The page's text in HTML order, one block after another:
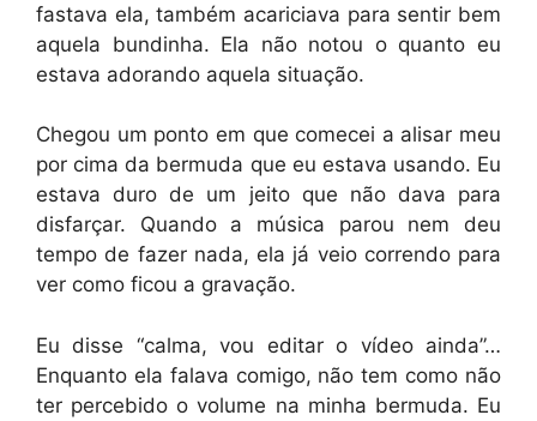
fastava ela, também acariciava para sentir bem
aquela bundinha. Ela não notou o quanto eu
estava adorando aquela situação.
Chegou um ponto em que comecei a alisar meu
por cima da bermuda que eu estava usando. Eu
estava duro de um jeito que não dava para
disfarçar. Quando a música parou nem deu
tempo de fazer nada, ela já veio correndo para
ver como ficou a gravação.
Eu disse “calma, vou editar o vídeo ainda”…
Enquanto ela falava comigo, não tem como não
ter percebido o volume na minha bermuda. Eu